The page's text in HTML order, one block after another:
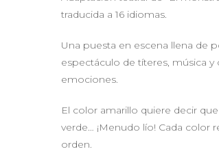
traducida a 16 idiomas.
Una puesta en escena llena de
espectáculo de títeres, música
emociones.
El color amarillo quiere decir
verde… ¡Menudo lío! Cada color
orden.